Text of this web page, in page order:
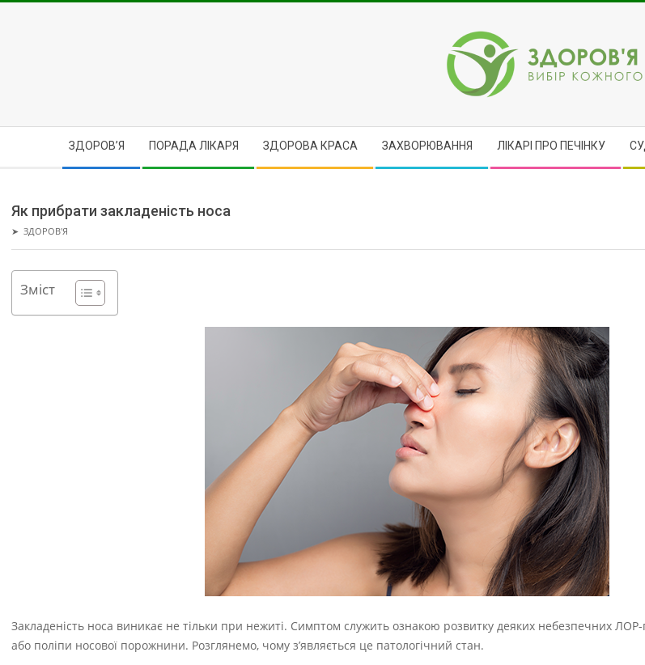
ЗДОРОВ'Я
ЗДОРОВ’Я ПОРАДА ЛІКАРЯ ЗДОРОВА КРАСА ЗАХВОРЮВАННЯ ЛІКАРІ ПРО ПЕЧІНКУ
Як прибрати закладеність носа
➤ ЗДОРОВ'Я
Зміст
Закладеність носа виникає не тільки при нежиті. Симптом служить ознакою розвитку деяких небезпечних ЛОР-
або поліпи носової порожнини. Розглянемо, чому з’являється це патологічний стан.